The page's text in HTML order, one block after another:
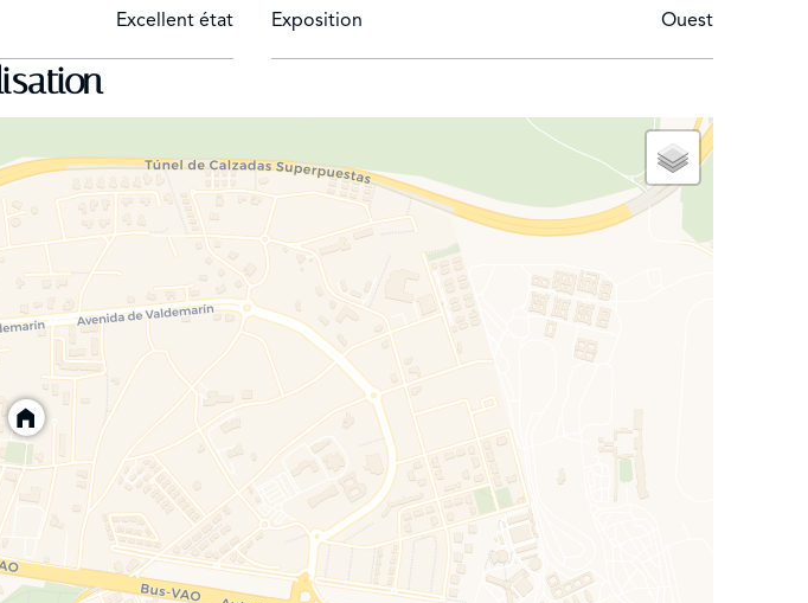
verre de 10 m de long mène à la spacieuse suite ouverte de 120 m de long, ainsi
de style Mondrian. 3*3 Jacuzzi par TEUCO. Salle de douche de 3,8m².
sur mesure avec de nombreux placards dissimulés dans le même
Future Automation est cachée dans le plafond. Au fond de la pièce se trouverait
un salon avec un accès direct à la cour anglaise de 30m de long avec une rangée
au plafond. Buanderie avec évier de 22 m², débarras de 32 m², pièce du
piscine et un grand porche avec télévision également caché dans le toit.
et chauffage par le sol dans toute la maison.
Basaltita italienne. Câblage réseau de catégorie 8. 3 supports TV 50" intégrés
la prestigieuse entreprise italienne Viabizzuno.
Excellent état Exposition Ouest